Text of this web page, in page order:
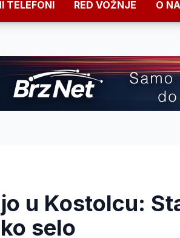
TELEFONI RED VOŽNJE O
u Kostolcu:
selo